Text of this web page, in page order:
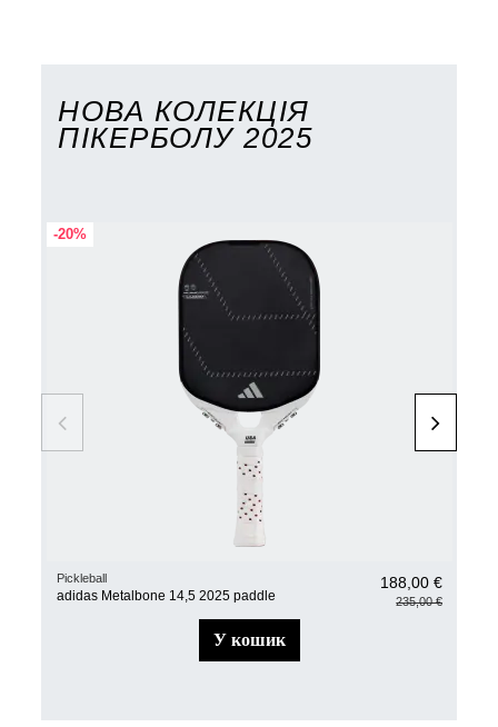
НОВА КОЛЕКЦІЯ
ПІКЕРБОЛУ 2025
-20%
Pickleball
adidas Metalbone 14,5 2025 paddle
188,00 €
235,00 €
у кошик